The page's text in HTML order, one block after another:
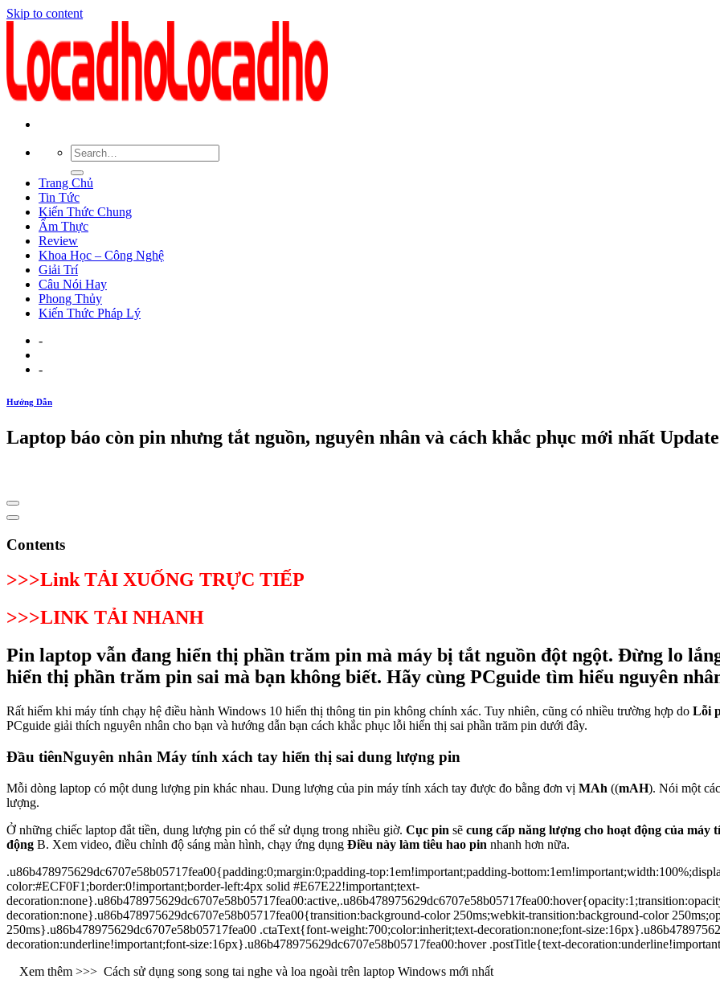
Skip to content
Trang Chủ
Tin Tức
Kiến Thức Chung
Ẩm Thực
Review
Khoa Học – Công Nghệ
Giải Trí
Câu Nói Hay
Phong Thủy
Kiến Thức Pháp Lý
-
-
Hướng Dẫn
Laptop báo còn pin nhưng tắt nguồn, nguyên nhân và cách khắc phục mới nhất
Contents
>>>Link TẢI XUỐNG TRỰC TIẾP
>>>LINK TẢI NHANH
Pin laptop vẫn đang hiển thị phần trăm pin mà máy bị tắt nguồn đột ngột. Đừng lo
hiển thị phần trăm pin sai mà bạn không biết. Hãy cùng PCguide tìm hiểu nguyên
Rất hiếm khi máy tính chạy hệ điều hành Windows 10 hiển thị thông tin pin không chính xác. Tuy nhiên, cũng có nhiều trường hợp do Lỗi
PCguide giải thích nguyên nhân cho bạn và hướng dẫn bạn cách khắc phục lỗi hiển thị sai phần trăm pin dưới đây.
Đầu tiênNguyên nhân Máy tính xách tay hiển thị sai dung lượng pin
Mỗi dòng laptop có một dung lượng pin khác nhau. Dung lượng của pin máy tính xách tay được đo bằng đơn vị MAh ((mAH). Nói một
lượng.
Ở những chiếc laptop đắt tiền, dung lượng pin có thể sử dụng trong nhiều giờ. Cục pin sẽ cung cấp năng lượng cho hoạt động của máy
động B. Xem video, điều chỉnh độ sáng màn hình, chạy ứng dụng Điều này làm tiêu hao pin nhanh hơn nữa.
.u86b478975629dc6707e58b05717fea00{padding:0;margin:0;padding-top:1em!important;padding-
color:#ECF0F1;border:0!important;border-left:4px solid #E67E22!important;text-
decoration:none}.u86b478975629dc6707e58b05717fea00{transition:background-color 250ms;webkit-transition:background-color
250ms}.u86b478975629dc6707e58b05717fea00 .ctaText{font-weight:700;color:inherit;text-decoration:none;font-
decoration:underline!important;font-size:16px}.u86b478975629dc6707e58b05717fea00:hover .postTitle{text-
Xem thêm >>> Cách sử dụng song song tai nghe và loa ngoài trên laptop Windows mới nhất